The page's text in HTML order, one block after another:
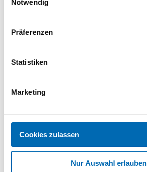
Notwendig
Präferenzen
Statistiken
Marketing
Cookies zulassen
Nur Auswahl erlauben
Senk-Holzbauschraube
galv. verzinkt
VPE 50 St.
1 2 3